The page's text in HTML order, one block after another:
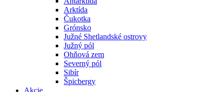
Arktída
Čukotka
Grónsko
Južné Shetlandské ostrovy
Južný pól
Ohňová zem
Severný pól
Sibír
Špicbergy
Akcie